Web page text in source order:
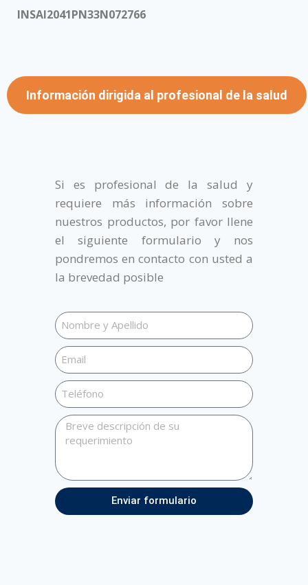
INSAI2041PN33N072766
Información dirigida al profesional de la salud
Si es profesional de la salud y
requiere más información sobre
nuestros productos, por favor llene
el siguiente formulario y nos
pondremos en contacto con usted a
la brevedad posible
Enviar formulario